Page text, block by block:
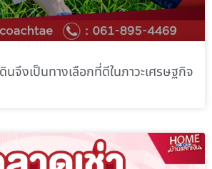
นจึงเป็นทางเลือกที่ดีในภาวะเศรษฐกิจ